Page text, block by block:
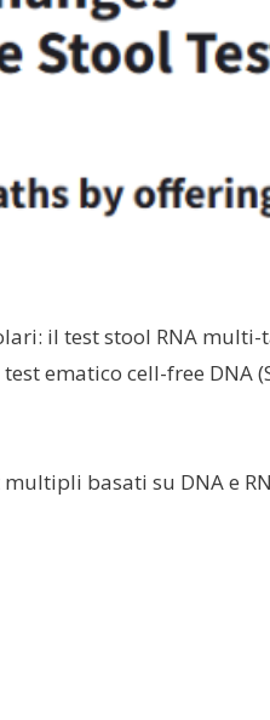
il test stool RNA multi-
ematico cell-free DNA
basati su DNA e